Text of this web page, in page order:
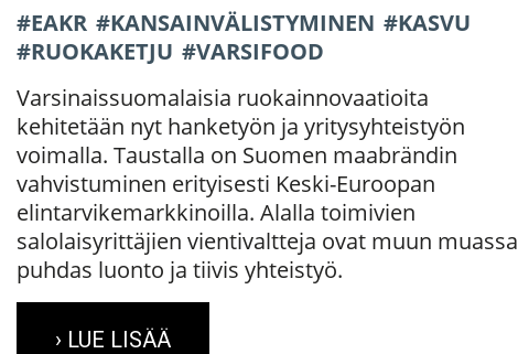
EAKR KANSAINVÄLISTYMINEN
KASVU
RUOKAKETJU
VARSIFOOD
Varsinaissuomalaisia ruokainnovaatioita
kehitetään nyt hanketyön ja yritysyhteistyön
voimalla. Taustalla on Suomen maabrändin
vahvistuminen erityisesti Keski-Euroopan
elintarvikemarkkinoilla. Alalla toimivien
salolaisyrittäjien vientivaltteja ovat muun muassa
puhdas luonto ja tiivis yhteistyö.
› LUE LISÄÄ